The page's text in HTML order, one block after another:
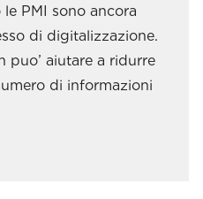
PMI sono ancora
di digitalizzazione.
puo’ aiutare a ridurre
di informazioni